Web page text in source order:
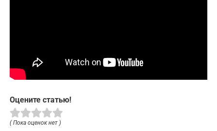
Оцените статью!
( Пока оценок нет )